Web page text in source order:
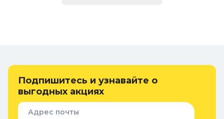
туалеты
Удобрения, химикаты и средства
защиты
Семена и растения
Теплицы, парники и укрывной
Самогоноварение
Интерьерные коврики
Подпишитесь и узнавайте о
выгодных акциях
Адрес почты